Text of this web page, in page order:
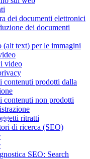
dei documenti elettronici
dei documenti
(alt text) per le immagini
video
contenuti prodotti dalla
contenuti non prodotti
ritratti
di ricerca (SEO)
SEO: Search